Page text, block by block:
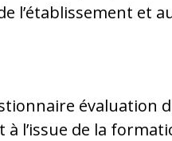
l’établissement et
évaluation
l’issue de la